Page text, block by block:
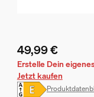
Aktueller Preis ist
49,99 €
Erstelle Dein
Jetzt kaufen